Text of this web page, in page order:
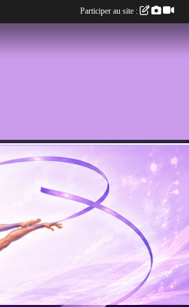
Participer au site :